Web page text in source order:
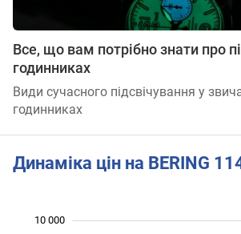
Все, що вам потрібно знати про
годинниках
Види сучасного підсвічування у
годинниках
Динаміка цін на BERING
10 000